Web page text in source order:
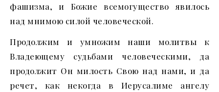
фашизма, и Божие всемогущество явилось
над мнимою силой человеческой.
Продолжим и умножим наши молитвы к
Владеющему судьбами человеческими, да
продолжит Он милость Свою над нами, и да
речет, как некогда в Иерусалиме ангелу